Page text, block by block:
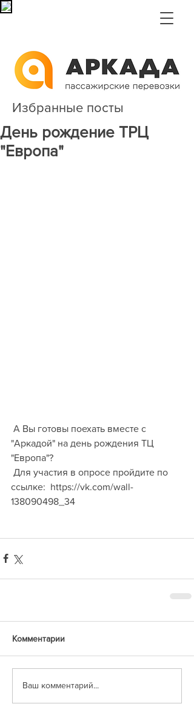
Избранные посты
День рождение ТРЦ
"Европа"
"Аркадой" на день рождения ТЦ
"Европа"?
ссылке:  https://vk.com/wall-
138090498_34
Комментарии
Ваш комментарий...